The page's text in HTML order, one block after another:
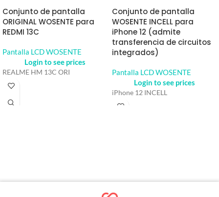
Conjunto de pantalla
ORIGINAL WOSENTE para
REDMI 13C
Pantalla LCD WOSENTE
Login to see prices
REALME HM 13C ORI
Conjunto de pantalla
WOSENTE INCELL para
iPhone 12 (admite
transferencia de circuitos
integrados)
Pantalla LCD WOSENTE
Login to see prices
iPhone 12 INCELL